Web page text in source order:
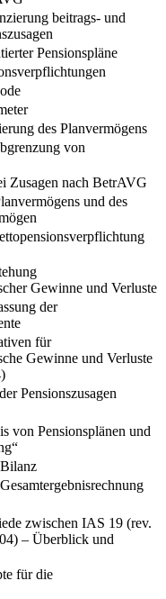
beitrags- und
Pensionspläne
des Planvermögens
von
Zusagen nach BetrAVG
und des
Gewinne und Verluste
der
für
Gewinne und Verluste
Pensionszusagen
von Pensionsplänen und
zwischen IAS 19 (rev.
– Überblick und
für die